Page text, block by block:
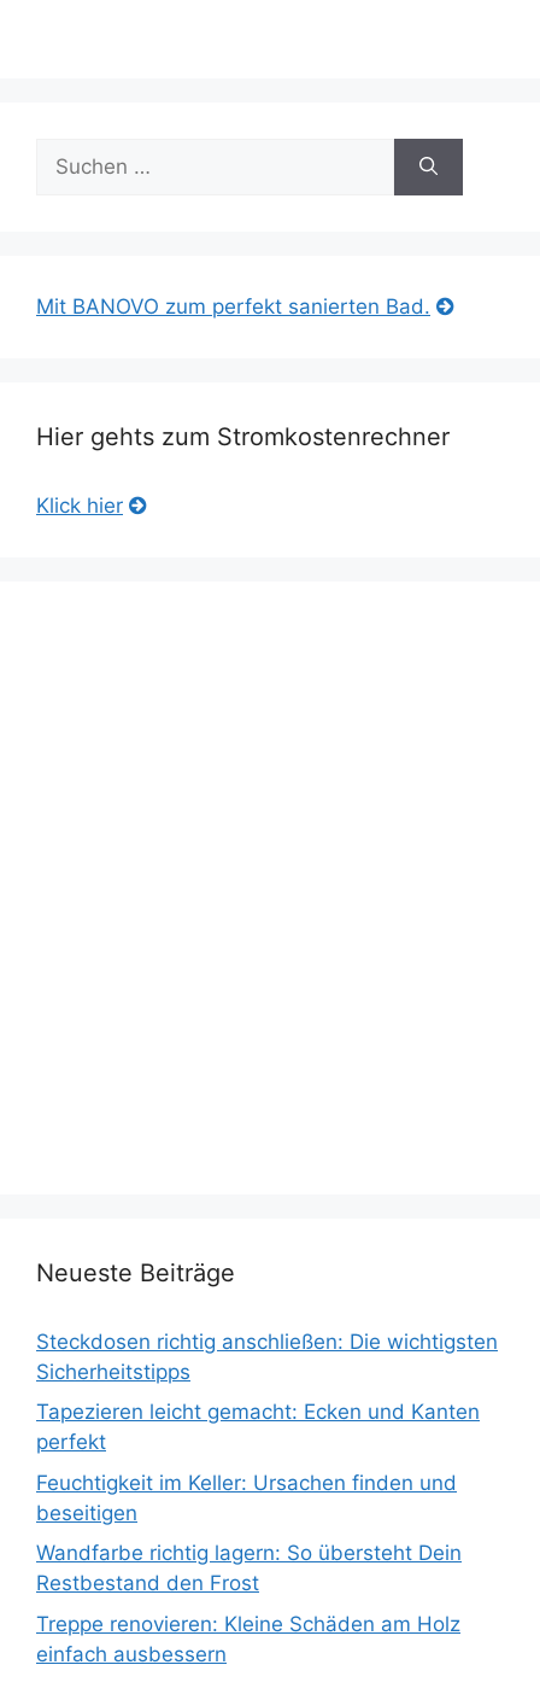
nach:
Mit BANOVO zum perfekt sanierten Bad.
Hier gehts zum Stromkostenrechner
Klick hier
Neueste Beiträge
Steckdosen richtig anschließen: Die wichtigsten
Sicherheitstipps
Tapezieren leicht gemacht: Ecken und Kanten
perfekt
Feuchtigkeit im Keller: Ursachen finden und
beseitigen
Wandfarbe richtig lagern: So übersteht Dein
Restbestand den Frost
Treppe renovieren: Kleine Schäden am Holz
einfach ausbessern